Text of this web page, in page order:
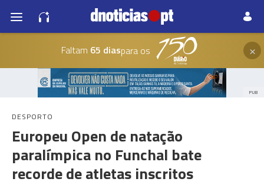
Faltam 65 diaspara os ×
PUB
DESPORTO
Europeu Open de natação
paralímpica no Funchal bate
recorde de atletas inscritos